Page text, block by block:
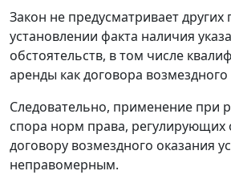
Закон не предусматривает других
установлении факта наличия
обстоятельств, в том числе
аренды как договора возмездного
Следовательно, применение при
спора норм права,
договору возмездного оказания
неправомерным.